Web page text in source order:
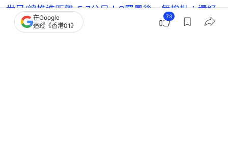
世足/總推進距離-5.7公尺！C羅最後一舞挨批：還好
意思哭
在Google
追蹤《香港01》
73